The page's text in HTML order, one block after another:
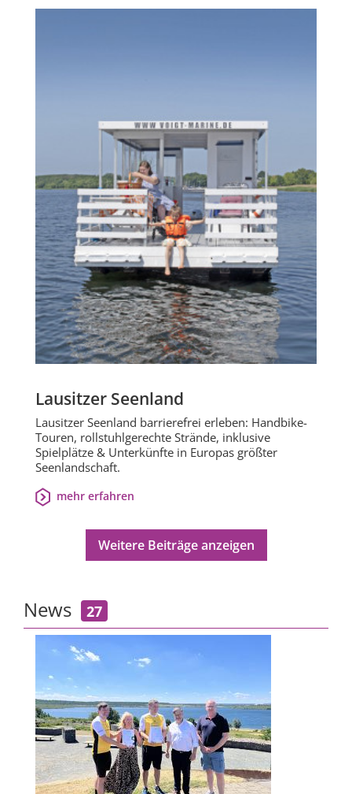
Lausitzer Seenland
Lausitzer Seenland barrierefrei erleben: Handbike-
Touren, rollstuhlgerechte Strände, inklusive
Spielplätze & Unterkünfte in Europas größter
Seenlandschaft.
mehr erfahren
Weitere Beiträge anzeigen
News 27